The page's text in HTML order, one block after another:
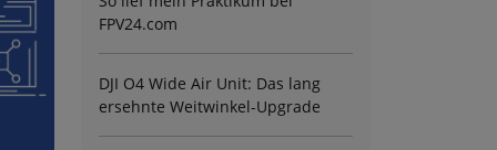
FPV24.com
DJI O4 Wide Air Unit: Das lang
ersehnte Weitwinkel-Upgrade